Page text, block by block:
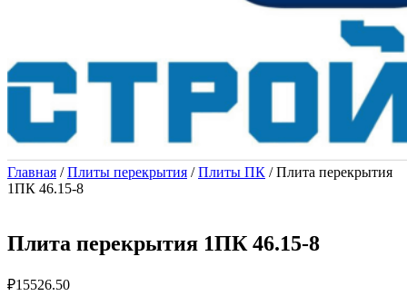
Главная /Плиты перекрытия /Плиты ПК / Плита перекрытия
1ПК 46.15-8
Плита перекрытия 1ПК 46.15-8
₽15526.50